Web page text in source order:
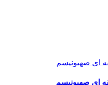
ای صهیونیسم
ای صهیونیسم